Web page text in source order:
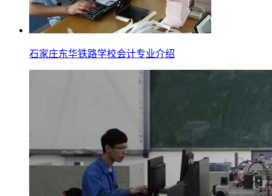
石家庄东华铁路学校会计专业介绍